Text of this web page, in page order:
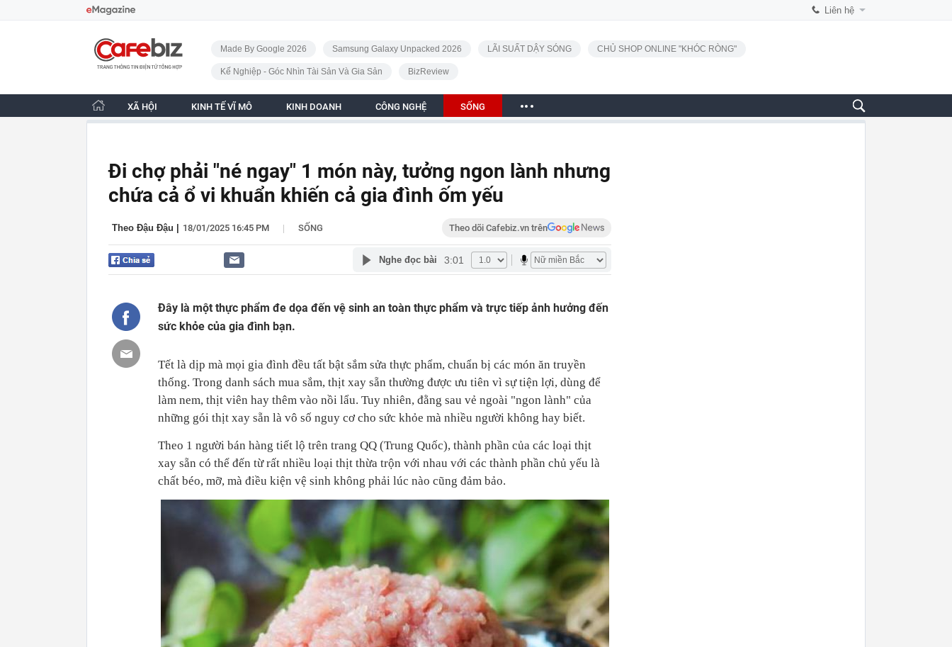
Liên hệ
CafeBiz - Trang chủ
Made By Google 2026 Samsung Galaxy Unpacked 2026 LÃI SUẤT DẬY SÓNG CHỦ SHOP ONLINE "KHÓC RÒNG"
Kế Nghiệp - Góc Nhìn Tài Sản Và Gia Sản BizReview
XÃ HỘI KINH TẾ VĨ MÔ KINH DOANH CÔNG NGHỆ SỐNG
Đi chợ phải "né ngay" 1 món này, tưởng ngon lành nhưng
chứa cả ổ vi khuẩn khiến cả gia đình ốm yếu
Theo Đậu Đậu 18/01/2025 16:45 PM | SỐNG Theo dõi Cafebiz.vn trên
Nghe đọc bài 3:01
Đây là một thực phẩm đe dọa đến vệ sinh an toàn thực phẩm và trực tiếp ảnh hưởng đến
sức khỏe của gia đình bạn.
Tết là dịp mà mọi gia đình đều tất bật sắm sửa thực phẩm, chuẩn bị các món ăn truyền
thống. Trong danh sách mua sắm, thịt xay sẵn thường được ưu tiên vì sự tiện lợi, dùng để
làm nem, thịt viên hay thêm vào nồi lẩu. Tuy nhiên, đằng sau vẻ ngoài "ngon lành" của
những gói thịt xay sẵn là vô số nguy cơ cho sức khỏe mà nhiều người không hay biết.
Theo 1 người bán hàng tiết lộ trên trang QQ (Trung Quốc), thành phần của các loại thịt
xay sẵn có thể đến từ rất nhiều loại thịt thừa trộn với nhau với các thành phần chủ yếu là
chất béo, mỡ, mà điều kiện vệ sinh không phải lúc nào cũng đảm bảo.